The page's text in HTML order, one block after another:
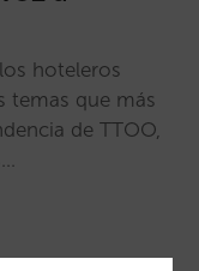
hoteleros
temas que más
de TTOO,